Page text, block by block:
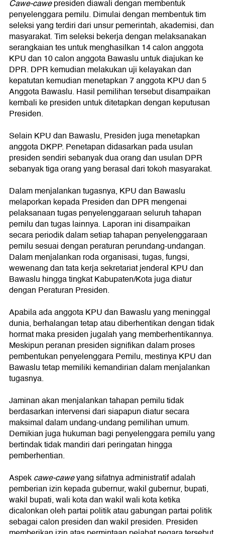
Cawe-cawepresiden diawali dengan membentuk
penyelenggara pemilu. Dimulai dengan membentuk tim
seleksi yang terdiri dari unsur pemerintah, akademisi, dan
masyarakat. Tim seleksi bekerja dengan melaksanakan
serangkaian tes untuk menghasilkan 14 calon anggota
KPU dan 10 calon anggota Bawaslu untuk diajukan ke
DPR. DPR kemudian melakukan uji kelayakan dan
kepatutan kemudian menetapkan 7 anggota KPU dan 5
Anggota Bawaslu. Hasil pemilihan tersebut disampaikan
kembali ke presiden untuk ditetapkan dengan keputusan
Presiden.
Selain KPU dan Bawaslu, Presiden juga menetapkan
anggota DKPP. Penetapan didasarkan pada usulan
presiden sendiri sebanyak dua orang dan usulan DPR
sebanyak tiga orang yang berasal dari tokoh masyarakat.
Dalam menjalankan tugasnya, KPU dan Bawaslu
melaporkan kepada Presiden dan DPR mengenai
pelaksanaan tugas penyelenggaraan seluruh tahapan
pemilu dan tugas lainnya. Laporan ini disampaikan
secara periodik dalam setiap tahapan penyelenggaraan
pemilu sesuai dengan peraturan perundang-undangan.
Dalam menjalankan roda organisasi, tugas, fungsi,
wewenang dan tata kerja sekretariat jenderal KPU dan
Bawaslu hingga tingkat Kabupaten/Kota juga diatur
dengan Peraturan Presiden.
Apabila ada anggota KPU dan Bawaslu yang meninggal
dunia, berhalangan tetap atau diberhentikan dengan tidak
hormat maka presiden jugalah yang memberhentikannya.
Meskipun peranan presiden signifikan dalam proses
pembentukan penyelenggara Pemilu, mestinya KPU dan
Bawaslu tetap memiliki kemandirian dalam menjalankan
tugasnya.
Jaminan akan menjalankan tahapan pemilu tidak
berdasarkan intervensi dari siapapun diatur secara
maksimal dalam undang-undang pemilihan umum.
Demikian juga hukuman bagi penyelenggara pemilu yang
bertindak tidak mandiri dari peringatan hingga
pemberhentian.
Aspekcawe-caweyang sifatnya administratif adalah
pemberian izin kepada gubernur, wakil gubernur, bupati,
wakil bupati, wali kota dan wakil wali kota ketika
dicalonkan oleh partai politik atau gabungan partai politik
sebagai calon presiden dan wakil presiden. Presiden